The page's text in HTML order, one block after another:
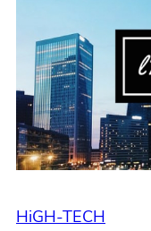
HiGH-TECH